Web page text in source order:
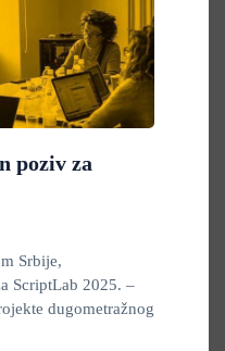
poziv za
Srbije,
ScriptLab 2025. –
dugometražnog